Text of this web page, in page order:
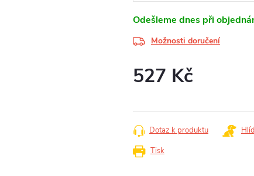
Odešleme dnes při
Možnosti doručení
527 Kč
Tisk
Dotaz k produktu